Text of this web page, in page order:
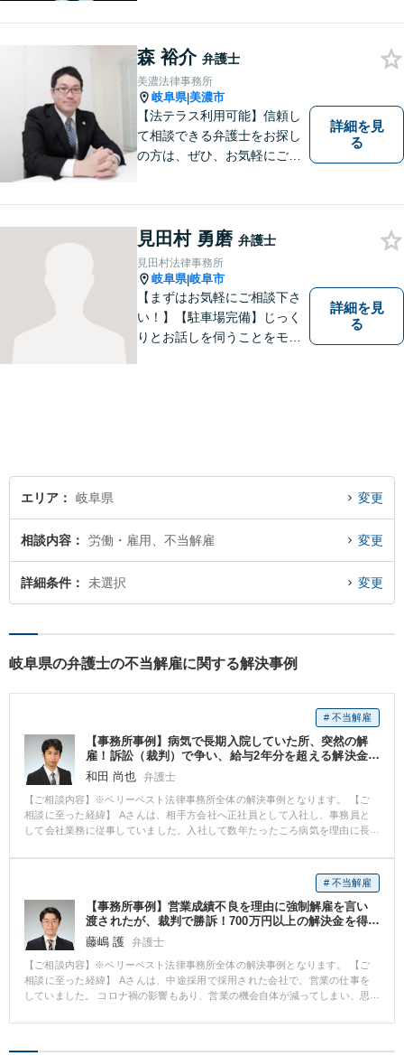
ることを心がけています。
森 裕介 弁護士
美濃法律事務所
岐阜県|美濃市
【法テラス利用可能】信頼し
て相談できる弁護士をお探し
の方は、ぜひ、お気軽にご連
詳細を見
る
見田村 勇磨 弁護士
見田村法律事務所
岐阜県|岐阜市
【まずはお気軽にご相談下さ
い！】【駐車場完備】じっく
りとお話しを伺うことをモッ
詳細を見
る
エリア 岐阜県 変更
相談内容 労働・雇用、不当解雇 変更
詳細条件 未選択 変更
岐阜県の弁護士の不当解雇に関する解決事例
# 不当解雇
【事務所事例】病気で長期入院していた所、突然の解
雇！訴訟（裁判）で争い、給与2年分を超える解決金
を得た
和田 尚也 弁護士
【ご相談内容】※ベリーベスト法律事務所全体の解決事例となります。 【ご
相談に至った経緯】 Aさんは、相手方会社へ正社員として入社し、事務員と
して会社業務に従事していました。入社して数年たったころ病気を理由に長
復に専念するようにと述べられていたのですが、ある日突然、会社から休職
期間満了を理由として退職手続をとられてしまいました。 Aさんとしては、
事前通告もなく突如一方的にそのような措置をとられたことに納得ができ
ず、弊所へ相談に来られました。 【ご相談内容】 Aさんは、入院していた期
間中に会社から送られてきた書類や、これまでの経緯を簡単にまとめた資料
を持参し、相談に来られました。 相談では、これまでの就業状況、入院に至
った経緯、入院当初及び入院中の会社の態様、退職手続が取られた際の出来
事等を丁寧にお話いただけたので、弁護士としても頭の中でどういう事案で
あり、法的に何が問題になるかがスムーズに整理できました。 本件では、休
職期間の満了を理由に退職の手続きが取られましたが、会社から送られてき
# 不当解雇
【事務所事例】営業成績不良を理由に強制解雇を言い
渡されたが、裁判で勝訴！700万円以上の解決金を得
た
藤嶋 護 弁護士
【ご相談内容】※ベリーベスト法律事務所全体の解決事例となります。 【ご
相談に至った経緯】 Aさんは、中途採用で採用された会社で、営業の仕事を
していました。 コロナ禍の影響もあり、営業の機会自体が減ってしまい、思
雇を言い渡され、弊所に相談に来られました。 【ご相談内容】 Aさんが、会